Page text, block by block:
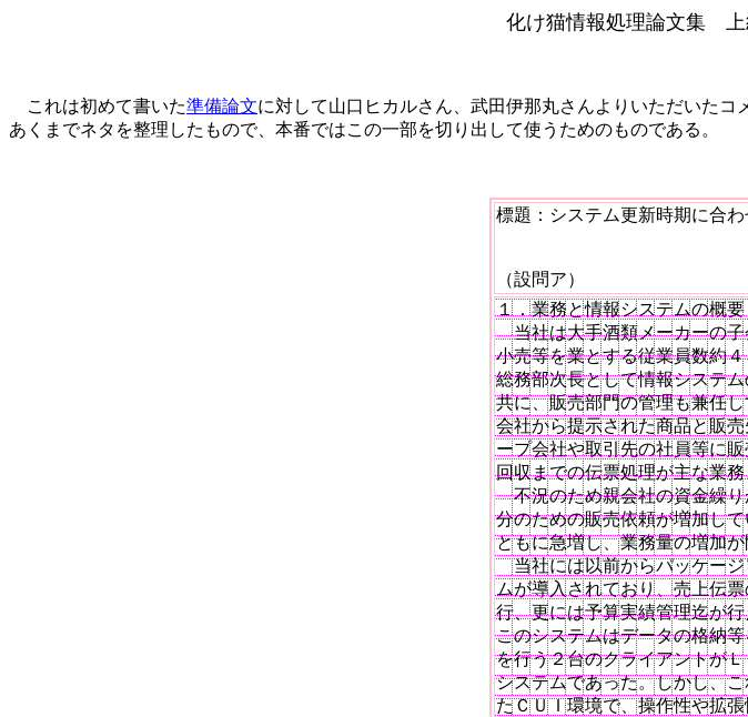
化け猫情報処理論文集 上
これは初めて書いた準備論文に対して山口ヒカルさん、武田伊那丸さんよりいただいた
あくまでネタを整理したもので、本番ではこの一部を切り出して使うためのものである。
標題：システム更新時期に合
１．業務と情報システムの概要
当社は大手酒類メーカーの子
小売等を業とする従業員数約
総務部次長として情報システ
共に、販売部門の管理も兼任
会社から提示された商品と販
ープ会社や取引先の社員等に
回収までの伝票処理が主な業
不況のため親会社の資金繰り
分のための販売依頼が増加し
ともに急増し、業務量の増加
当社には以前からパッケージ
ムが導入されており、売上伝
行、更には予算実績管理迄が
このシステムはデータの格納
を行う２台のクライアントが
システムであった。しかし、
たＣＵＩ環境で、操作性や拡